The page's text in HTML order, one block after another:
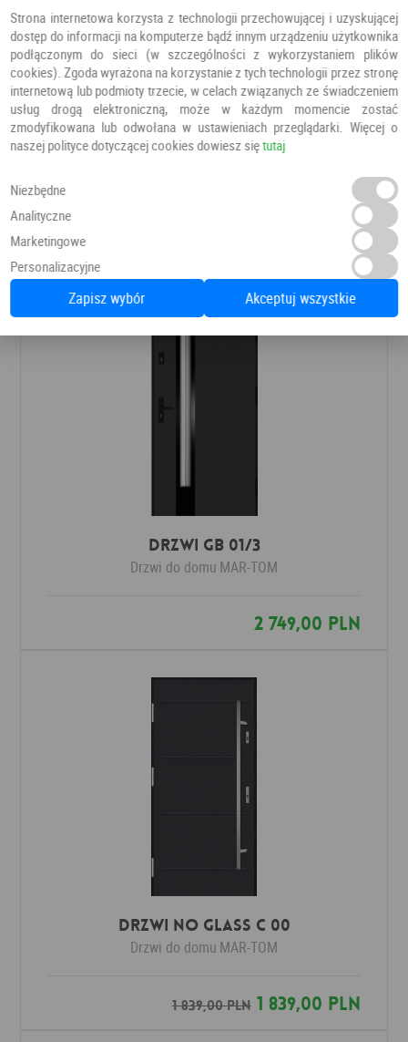
6 855,20 PLN
Drzwi GB 01/3
Drzwi do domu MAR-TOM
2 749,00 PLN
Drzwi No Glass C 00
Drzwi do domu MAR-TOM
1 839,00 PLN1 839,00 PLN
Strona internetowa korzysta z technologii przechowującej i uzyskującej
dostęp do informacji na komputerze bądź innym urządzeniu użytkownika
podłączonym do sieci (w szczególności z wykorzystaniem plików
cookies). Zgoda wyrażona na korzystanie z tych technologii przez stronę
internetową lub podmioty trzecie, w celach związanych ze świadczeniem
usług drogą elektroniczną, może w każdym momencie zostać
zmodyfikowana lub odwołana w ustawieniach przeglądarki. Więcej o
naszej polityce dotyczącej cookies dowiesz siętutaj
Niezbędne
Analityczne
Marketingowe
Personalizacyjne
Zapisz wybór Akceptuj wszystkie